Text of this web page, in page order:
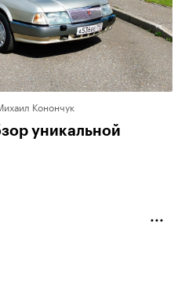
Конончук
уникальной